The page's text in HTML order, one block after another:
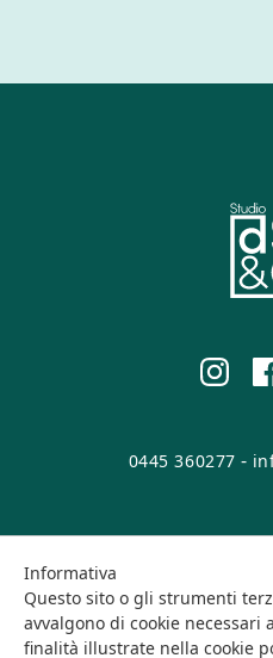
0445 360277 -
© 2026 DSG Srl.
Viale Europa, 29 - 36016 Thiene
Informativa
Questo sito o gli strumenti
avvalgono di cookie
finalità illustrate nella cookie